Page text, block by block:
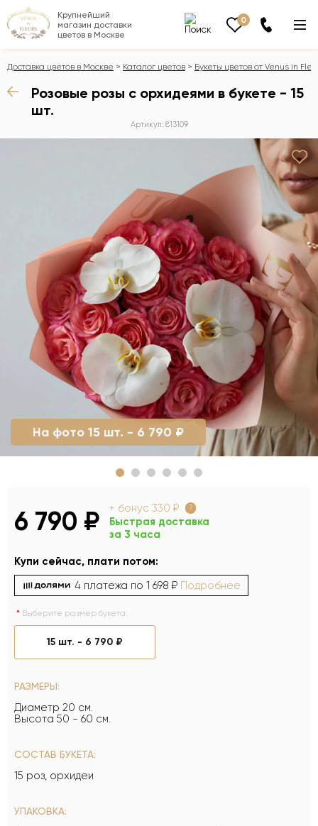
Крупнейший
магазин доставки
цветов в Москве
0
Доставка цветов в Москве Каталог цветов Букеты цветов от Venus in
Розовые розы с орхидеями в букете - 15
шт.
Артикул: 813109
На фото 15 шт. - 6 790 ₽
6 790 ₽ + бонус 330 ₽ ?
Быстрая доставка
за 3 часа
Купи сейчас, плати потом:
4 платежа по 1 698 ₽ Подробнее
Выберите размер букета:
15 шт. - 6 790 ₽
РАЗМЕРЫ:
Диаметр 20 см.
Высота 50 - 60 см.
СОСТАВ БУКЕТА:
15 роз, орхидеи
УПАКОВКА: